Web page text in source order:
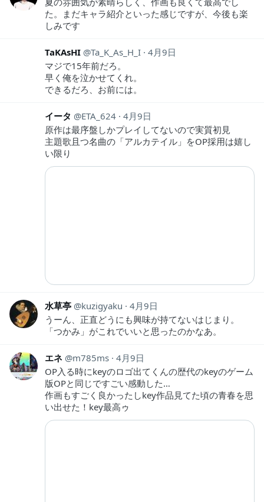
た。まだキャラ紹介といった感じですが、今後も楽
しみです
TaKAsHI Ta_K_As_H_I 4月9日
マジで15年前だろ。
早く俺を泣かせてくれ。
できるだろ、お前には。
イータ ETA_624 4月9日
原作は最序盤しかプレイしてないので実質初見
主題歌且つ名曲の「アルカテイル」をOP採用は嬉し
い限り
水草亭 kuzigyaku
4月9日
うーん、正直どうにも興味が持てないはじまり。
「つかみ」がこれでいいと思ったのかなあ。
エネ m785ms 4月9日
OP入る時にkeyのロゴ出てくんの歴代のkeyのゲーム
版OPと同じですごい感動した…
作画もすごく良かったしkey作品見てた頃の青春を思
い出せた！key最高ゥ